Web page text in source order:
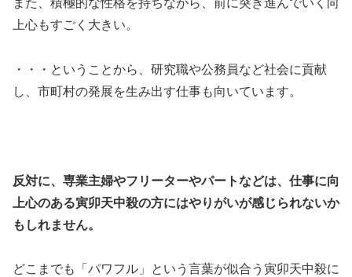
また、積極的な性格を持ちながら、前に突き進んでいく向
上心もすごく大きい。
・・・ということから、研究職や公務員など社会に貢献
し、市町村の発展を生み出す仕事も向いています。
反対に、専業主婦やフリーターやパートなどは、仕事に向
上心のある寅卯天中殺の方にはやりがいが感じられないか
もしれません。
どこまでも「パワフル」という言葉が似合う寅卯天中殺に